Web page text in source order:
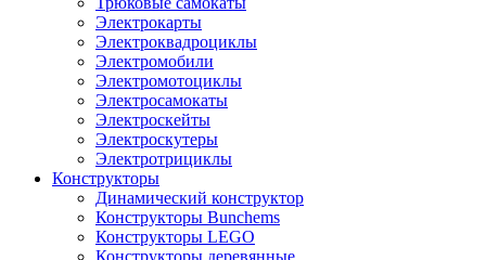
Электрокарты
Электроквадроциклы
Электромобили
Электромотоциклы
Электросамокаты
Электроскейты
Электроскутеры
Электротрициклы
Конструкторы
Динамический конструктор
Конструкторы Bunchems
Конструкторы LEGO
Конструкторы деревянные